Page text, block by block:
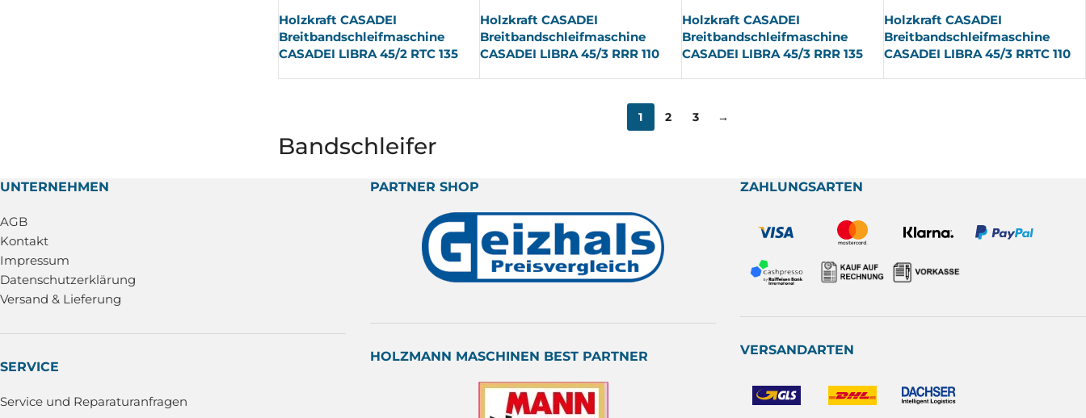
Holzkraft CASADEI
Breitbandschleifmaschine
CASADEI LIBRA 45/2 RTC 135
Holzkraft CASADEI
Breitbandschleifmaschine
CASADEI LIBRA 45/3 RRR 110
Holzkraft CASADEI
Breitbandschleifmaschine
CASADEI LIBRA 45/3 RRR 135
Holzkraft CASADEI
Breitbandschleifmaschine
CASADEI LIBRA 45/3 RRTC 110
1 2 3 →
Bandschleifer
UNTERNEHMEN
AGB
Kontakt
Impressum
Datenschutzerklärung
Versand & Lieferung
SERVICE
Service und Reparaturanfragen
PARTNER SHOP
HOLZMANN MASCHINEN BEST PARTNER
ZAHLUNGSARTEN
VERSANDARTEN